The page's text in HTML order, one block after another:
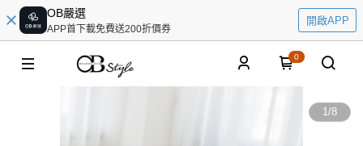
OB嚴選
APP首下載免費送200折價券
開啟APP
0
1/8